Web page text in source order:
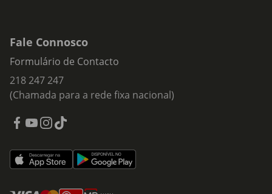
Fale Connosco
Formulário de Contacto
218 247 247
(Chamada para a rede fixa nacional)